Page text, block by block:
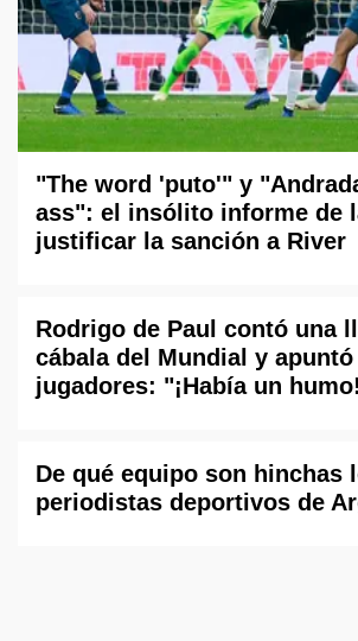
"The word 'puto'" y
ass": el insólito informe de
justificar la sanción a River
Rodrigo de Paul contó una
cábala del Mundial y
jugadores: "¡Había un
De qué equipo son hinchas
periodistas deportivos de